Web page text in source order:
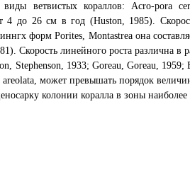
виды ветвистых кораллов: Acro-pora
4 до 26 см в год (Huston, 1985).
форм Porites, Montastrea она
Скорость линейного роста различна
Stephenson, 1933; Goreau, Goreau,
может превышать порядок
колонии коралла в зоны